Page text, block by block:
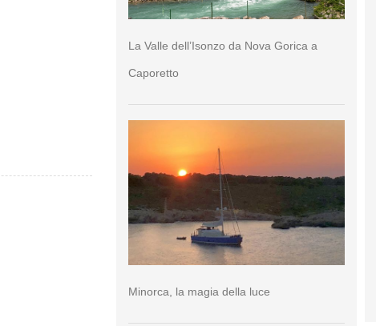
La Valle dell’Isonzo da Nova Gorica a
Caporetto
Minorca, la magia della luce